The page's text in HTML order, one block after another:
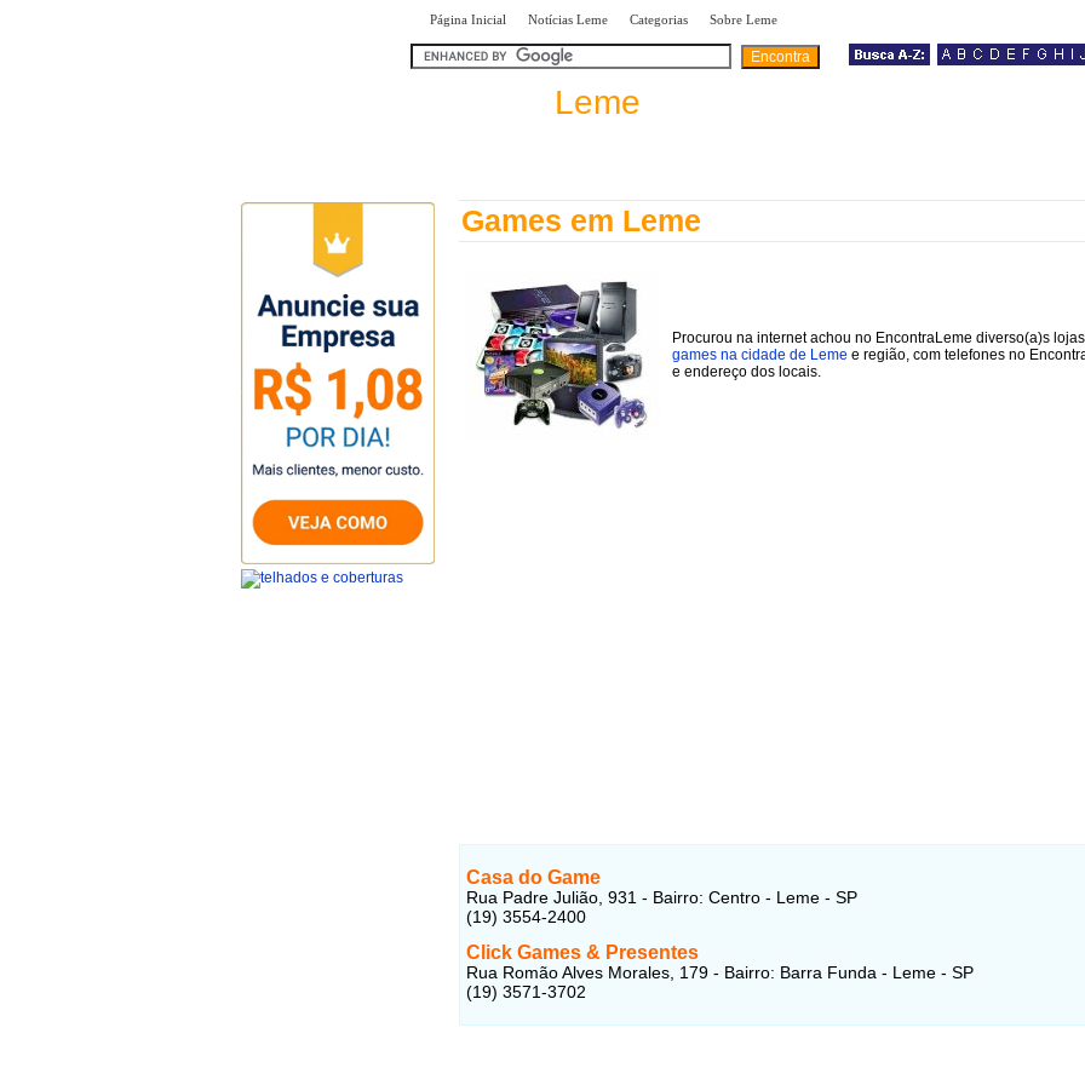
Página Inicial Notícias Leme Categorias Sobre Leme
Leme
Games em Leme
Procurou na internet achou no EncontraLeme diverso(a)s
games na cidade de Leme e região, com telefones no
e endereço dos locais.
Casa do Game
Rua Padre Julião, 931 - Bairro: Centro - Leme - SP
(19) 3554-2400
Click Games & Presentes
Rua Romão Alves Morales, 179 - Bairro: Barra Funda - Leme - SP
(19) 3571-3702